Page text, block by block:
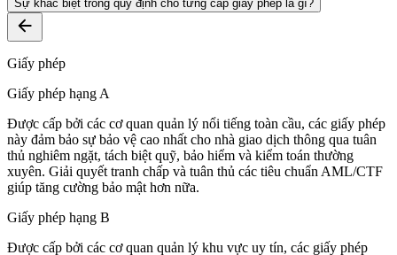
Sự khác biệt trong quy định cho từng cấp giấy phép là gì?
Giấy phép
Giấy phép hạng A
Được cấp bởi các cơ quan quản lý nổi tiếng toàn cầu, các giấy phép
này đảm bảo sự bảo vệ cao nhất cho nhà giao dịch thông qua tuân
thủ nghiêm ngặt, tách biệt quỹ, bảo hiểm và kiểm toán thường
xuyên. Giải quyết tranh chấp và tuân thủ các tiêu chuẩn AML/CTF
giúp tăng cường bảo mật hơn nữa.
Giấy phép hạng B
Được cấp bởi các cơ quan quản lý khu vực uy tín, các giấy phép